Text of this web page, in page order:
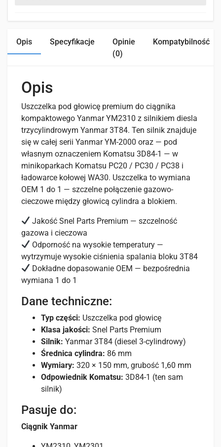
Opis Specyfikacje
Opinie
(0)
Kompatybilność
Opis
Uszczelka pod głowicę premium do ciągnika
kompaktowego Yanmar YM2310 z silnikiem diesla
trzycylindrowym Yanmar 3T84. Ten silnik znajduje
się w całej serii Yanmar YM-2000 oraz — pod
własnym oznaczeniem Komatsu 3D84-1 — w
minikoparkach Komatsu PC20 / PC30 / PC38 i
ładowarce kołowej WA30. Uszczelka to wymiana
OEM 1 do 1 — szczelne połączenie gazowo-
cieczowe między głowicą cylindra a blokiem.
Jakość Snel Parts Premium — szczelność
gazowa i cieczowa
Odporność na wysokie temperatury —
wytrzymuje wysokie ciśnienia spalania bloku 3T84
Dokładne dopasowanie OEM — bezpośrednia
wymiana 1 do 1
Dane techniczne:
Typ części: Uszczelka pod głowicę
Klasa jakości: Snel Parts Premium
Silnik: Yanmar 3T84 (diesel 3-cylindrowy)
Średnica cylindra: 86 mm
Wymiary: 320 × 150 mm, grubość 1,60 mm
Odpowiednik Komatsu: 3D84-1 (ten sam
silnik)
Pasuje do:
Ciągnik Yanmar